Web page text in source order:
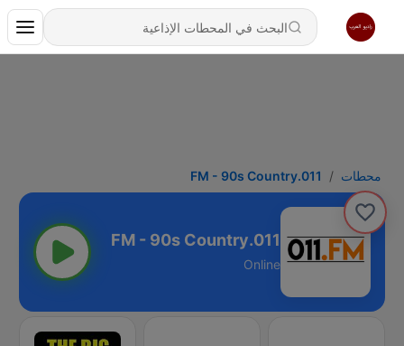
محطات 011.FM - 90s Country
011.FM - 90s Country
Online